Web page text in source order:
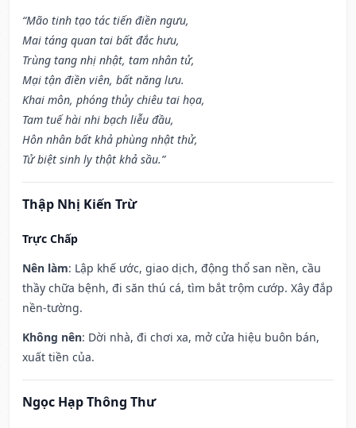
“Mão tinh tạo tác tiến điền ngưu,
Mai táng quan tai bất đắc hưu,
Trùng tang nhị nhật, tam nhân tử,
Mại tận điền viên, bất năng lưu.
Khai môn, phóng thủy chiêu tai họa,
Tam tuế hài nhi bạch liễu đầu,
Hôn nhân bất khả phùng nhật thử,
Tử biệt sinh ly thật khả sầu.”
Thập Nhị Kiến Trừ
Trực Chấp
Nên làm: Lập khế ước, giao dịch, động thổ san nền, cầu
thầy chữa bệnh, đi săn thú cá, tìm bắt trộm cướp. Xây đắp
nền-tường.
Không nên: Dời nhà, đi chơi xa, mở cửa hiệu buôn bán,
xuất tiền của.
Ngọc Hạp Thông Thư